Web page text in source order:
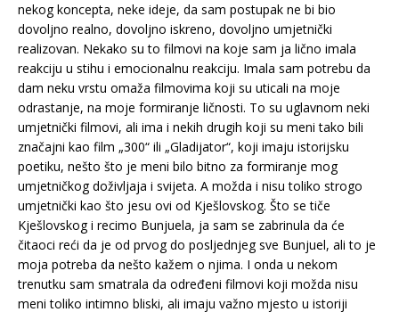
nekog koncepta, neke ideje, da sam postupak ne bi bio
dovoljno realno, dovoljno iskreno, dovoljno umjetnički
realizovan. Nekako su to filmovi na koje sam ja lično imala
reakciju u stihu i emocionalnu reakciju. Imala sam potrebu da
dam neku vrstu omaža filmovima koji su uticali na moje
odrastanje, na moje formiranje ličnosti. To su uglavnom neki
umjetnički filmovi, ali ima i nekih drugih koji su meni tako bili
značajni kao film „300“ ili „Gladijator“, koji imaju istorijsku
poetiku, nešto što je meni bilo bitno za formiranje mog
umjetničkog doživljaja i svijeta. A možda i nisu toliko strogo
umjetnički kao što jesu ovi od Kješlovskog. Što se tiče
Kješlovskog i recimo Bunjuela, ja sam se zabrinula da će
čitaoci reći da je od prvog do posljednjeg sve Bunjuel, ali to je
moja potreba da nešto kažem o njima. I onda u nekom
trenutku sam smatrala da određeni filmovi koji možda nisu
meni toliko intimno bliski, ali imaju važno mjesto u istoriji